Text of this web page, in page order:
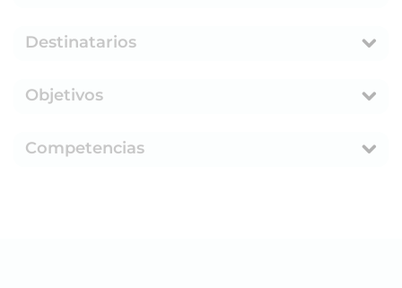
Destinatarios
Objetivos
Competencias